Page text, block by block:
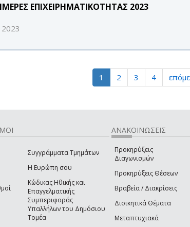
ΕΠΙΧΕΙΡΗΜΑΤΙΚΟΤΗΤΑΣ 2023
2023
1 2 3 4
Συγγράμματα Τμημάτων
Η Ευρώπη σου
Κώδικας Ηθικής και
Επαγγελματικής
Συμπεριφοράς
Υπαλλήλων του Δημόσιου
Τομέα
ΑΝΑΚΟΙΝΩΣΕΙΣ
Προκηρύξεις
Διαγωνισμών
Προκηρύξεις Θέσεων
Βραβεία / Διακρίσεις
Διοικητικά Θέματα
Μεταπτυχιακά